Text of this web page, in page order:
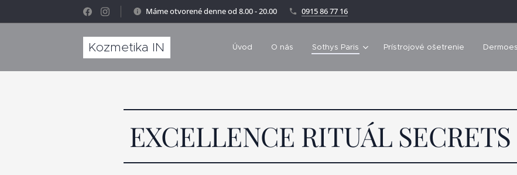
Máme otvorené denne od 8.00 - 20.00 0915 86 77 16
Kozmetika IN Úvod O nás Sothys Paris Prístrojové ošetrenie
EXCELLENCE RITUÁL